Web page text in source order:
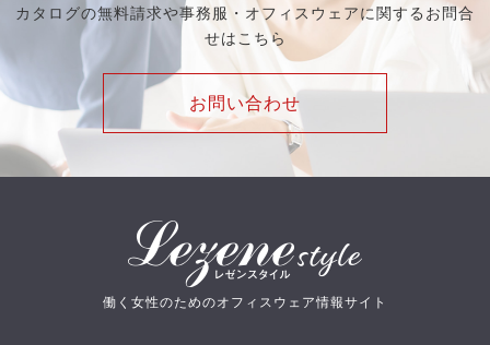
カタログの無料請求や事務服・オフィスウェアに関するお問合
せはこちら
お問い合わせ
働く女性のためのオフィスウェア情報サイト